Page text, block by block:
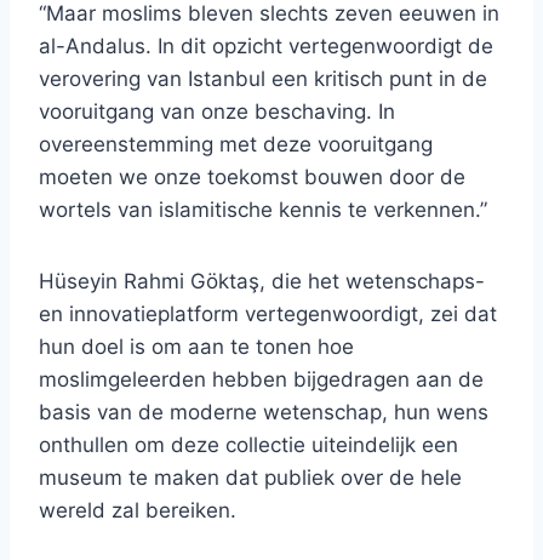
“Maar moslims bleven slechts zeven eeuwen in
al-Andalus. In dit opzicht vertegenwoordigt de
verovering van Istanbul een kritisch punt in de
vooruitgang van onze beschaving. In
overeenstemming met deze vooruitgang
moeten we onze toekomst bouwen door de
wortels van islamitische kennis te verkennen.”
Hüseyin Rahmi Göktaş, die het wetenschaps-
en innovatieplatform vertegenwoordigt, zei dat
hun doel is om aan te tonen hoe
moslimgeleerden hebben bijgedragen aan de
basis van de moderne wetenschap, hun wens
onthullen om deze collectie uiteindelijk een
museum te maken dat publiek over de hele
wereld zal bereiken.